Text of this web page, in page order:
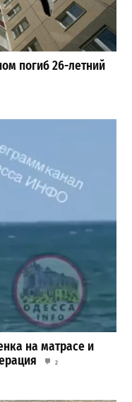
погиб 26-летний
на матрасе и
2